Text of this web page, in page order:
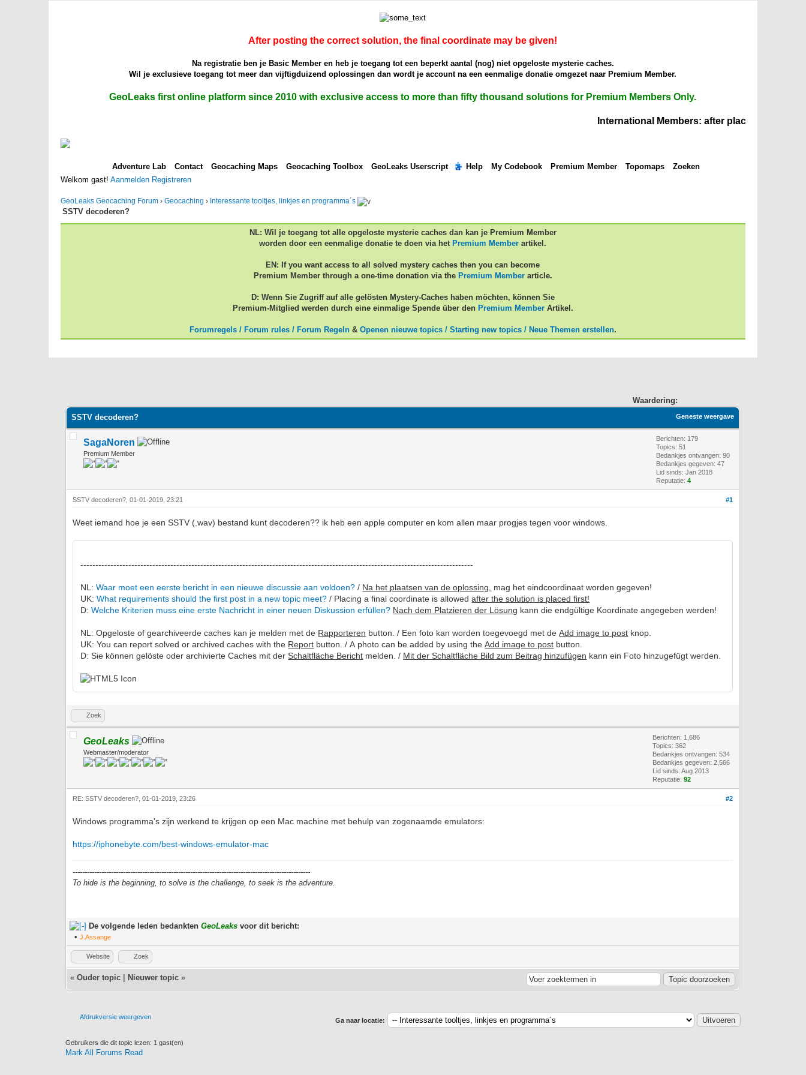
After posting the correct solution, the final coordinate may be given!
Na registratie ben je Basic Member en heb je toegang tot een beperkt aantal (nog) niet opgeloste mysterie caches.
Wil je exclusieve toegang tot meer dan vijftigduizend oplossingen dan wordt je account na een eenmalige donatie omgezet naar Premium Member.
GeoLeaks first online platform since 2010 with exclusive access to more than fifty thousand solutions for Premium Members Only.
International Members: after placing the right
Adventure Lab Contact Geocaching Maps Geocaching Toolbox GeoLeaks Userscript Help My Codebook Premium Member Topomaps
Zoeken
Welkom gast! Aanmelden Registreren
GeoLeaks Geocaching Forum› Geocaching › Interessante tooltjes, linkjes en programma´s
SSTV decoderen?
NL: Wil je toegang tot alle opgeloste mysterie caches dan kan je Premium Member
worden door een eenmalige donatie te doen via het Premium Member artikel.
EN: If you want access to all solved mystery caches then you can become
Premium Member through a one-time donation via the Premium Memberarticle.
D: Wenn Sie Zugriff auf alle gelösten Mystery-Caches haben möchten, können Sie
Premium-Mitglied werden durch eine einmalige Spende über den Premium MemberArtikel.
Forumregels / Forum rules / Forum Regeln& Openen nieuwe topics / Starting new topics / Neue Themen erstellen.
Waardering:
Geneste weergave
SSTV decoderen?
SagaNoren
Premium Member
Berichten: 179
Topics: 51
Bedankjes ontvangen:90
Bedankjes gegeven: 47
Lid sinds: Jan 2018
Reputatie:4
#1
SSTV decoderen?, 01-01-2019, 23:21
Weet iemand hoe je een SSTV (.wav) bestand kunt decoderen?? ik heb een apple computer en kom allen maar progjes tegen voor windows.
-----------------------------------------------------------------------------------------------------------------------------------
NL:Waar moet een eerste bericht in een nieuwe discussie aan voldoen? / Na het plaatsen van de oplossing,
mag het eindcoordinaat worden gegeven!
UK:What requirements should the first post in a new topic meet? / Placing a final coordinate is allowedafter the solution is placed first!
D:Welche Kriterien muss eine erste Nachricht in einer neuen Diskussion erfüllen? Nach dem Platzieren der Lösung kann die endgültige Koordinate angegeben werden!
NL: Opgeloste of gearchiveerde caches kan je melden met de Rapporteren button. / Een foto kan worden toegevoegd met deAdd image to post knop.
UK: You can report solved or archived caches with the Report button. / A photo can be added by using theAdd image to post button.
D: Sie können gelöste oder archivierte Caches mit derSchaltfläche Bericht melden. / Mit der Schaltfläche Bild zum Beitrag hinzufügen kann ein Foto hinzugefügt werden.
Zoek
GeoLeaks
Webmaster/moderator
Berichten: 1,686
Topics: 362
Bedankjes ontvangen:534
Bedankjes gegeven: 2,566
Lid sinds: Aug 2013
Reputatie:92
#2
RE: SSTV decoderen?, 01-01-2019, 23:26
Windows programma's zijn werkend te krijgen op een Mac machine met behulp van zogenaamde emulators:
https://iphonebyte.com/best-windows-emulator-mac
---------------------------------------------------------------------------------------------------
To hide is the beginning, to solve is the challenge, to seek is the adventure.
De volgende leden bedanktenGeoLeaks voor dit bericht:
•J.Assange
Website Zoek
«Ouder topic Nieuwer topic »
Afdrukversie weergeven Ga naar locatie:
Gebruikers die dit topic lezen: 1 gast(en)
Mark All Forums Read